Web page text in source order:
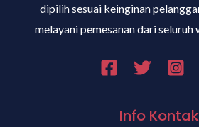
dipilih sesuai keinginan
melayani pemesanan dari seluruh
Info Kontak